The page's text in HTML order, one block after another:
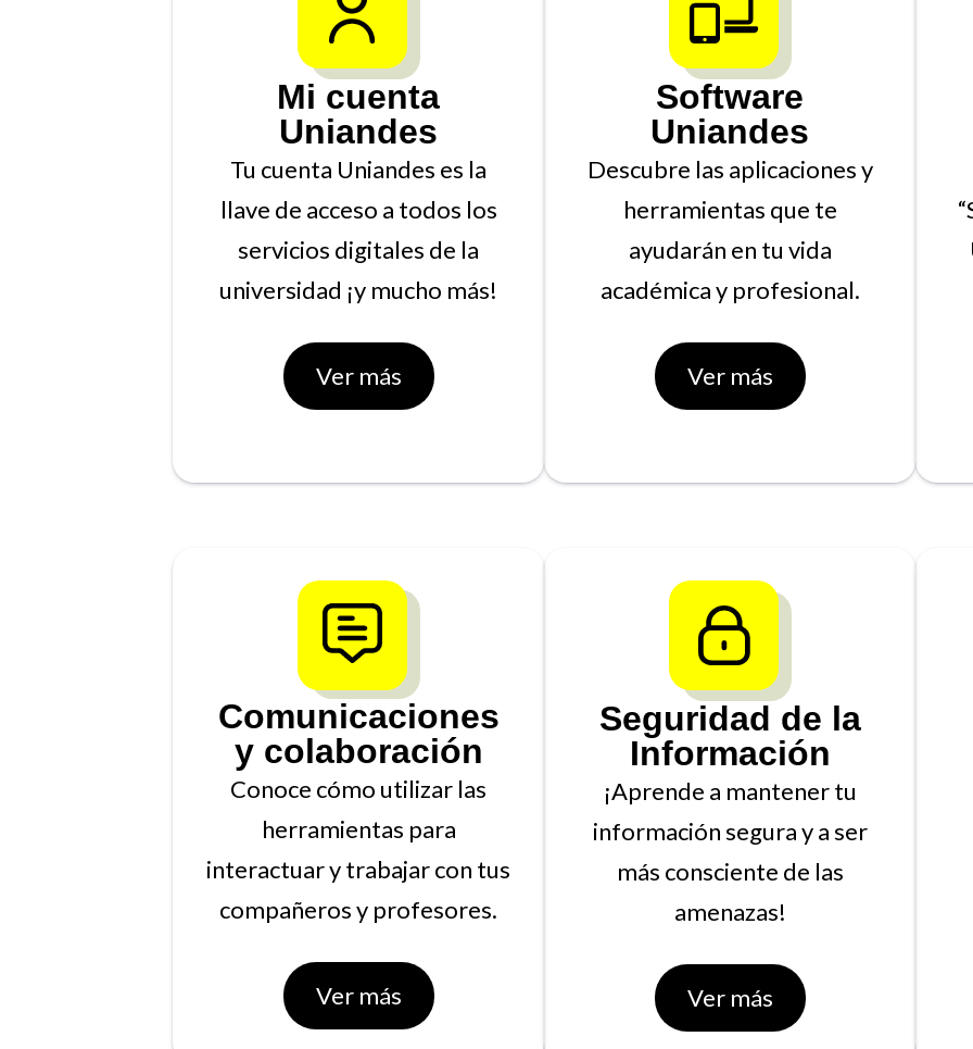
Mi cuenta
Uniandes
Tu cuenta Uniandes es la
llave de acceso a todos los
servicios digitales de la
universidad ¡y mucho más!
Ver más
Software
Uniandes
Descubre las aplicaciones y
herramientas que te
ayudarán en tu vida
académica y profesional.
Ver más
Comunicaciones
y colaboración
Conoce cómo utilizar las
herramientas para
interactuar y trabajar con tus
compañeros y profesores.
Ver más
Seguridad de la
Información
¡Aprende a mantener tu
información segura y a ser
más consciente de las
amenazas!
Ver más